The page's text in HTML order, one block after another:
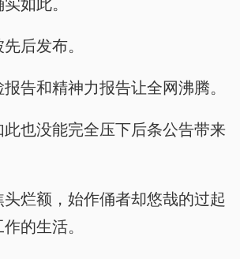
如此。
后发布。
告和精神力报告让全网沸腾。
此也没能完全压下后条公告带来
头烂额，始作俑者却悠哉的过起
的生活。